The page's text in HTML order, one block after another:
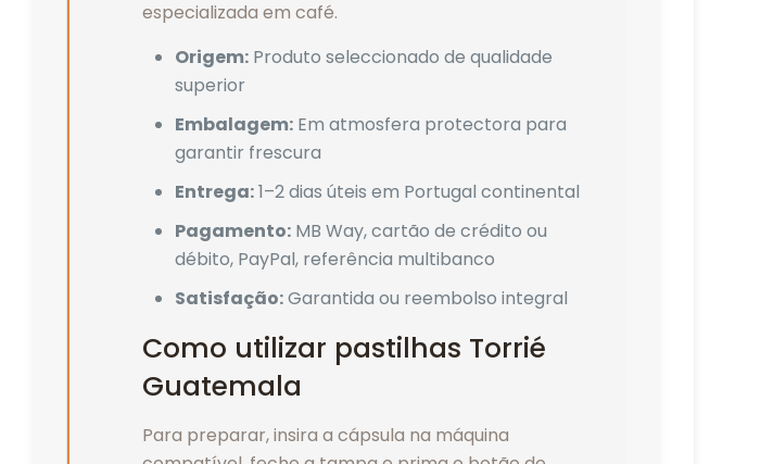
especializada em café.
Origem: Produto seleccionado de qualidade
superior
Embalagem: Em atmosfera protectora para
garantir frescura
Entrega:1–2 dias úteis em Portugal continental
Pagamento: MB Way, cartão de crédito ou
débito, PayPal, referência multibanco
Satisfação:Garantida ou reembolso integral
Como utilizar pastilhas Torrié
Guatemala
Para preparar, insira a cápsula na máquina